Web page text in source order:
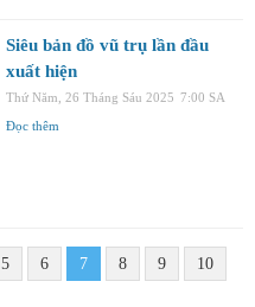
Siêu bản đồ vũ trụ lần đầu
xuất hiện
Thứ Năm, 26 Tháng Sáu 2025 7:00 SA
Đọc thêm
5 6 7 8 9 10